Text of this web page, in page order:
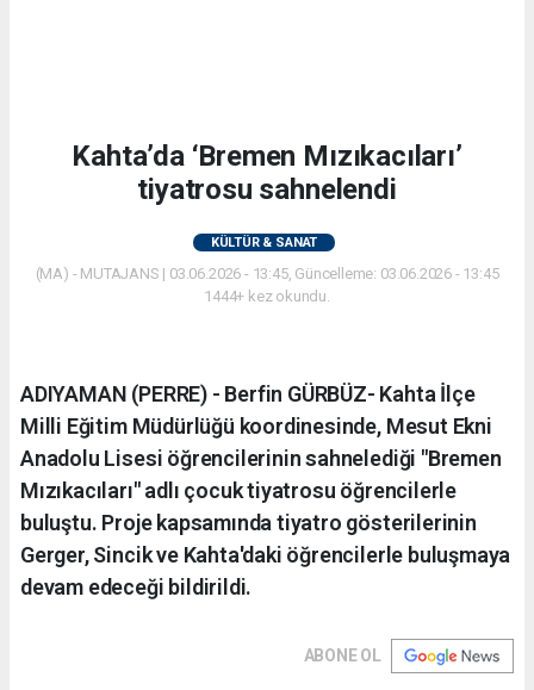
Kahta’da ‘Bremen Mızıkacıları’
tiyatrosu sahnelendi
KÜLTÜR & SANAT
(MA) - MUTAJANS | 03.06.2026 - 13:45, Güncelleme: 03.06.2026 - 13:45
1444+ kez okundu.
ADIYAMAN (PERRE) - Berfin GÜRBÜZ- Kahta İlçe
Milli Eğitim Müdürlüğü koordinesinde, Mesut Ekni
Anadolu Lisesi öğrencilerinin sahnelediği "Bremen
Mızıkacıları" adlı çocuk tiyatrosu öğrencilerle
buluştu. Proje kapsamında tiyatro gösterilerinin
Gerger, Sincik ve Kahta'daki öğrencilerle buluşmaya
devam edeceği bildirildi.
ABONE OL